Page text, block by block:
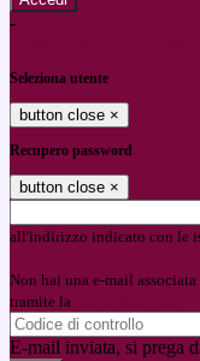
-
Seleziona utente
button close ×
Recupero password
button close ×
all'indirizzo indicato con le
Non hai una e-mail
tramite la
E-mail inviata, si prega